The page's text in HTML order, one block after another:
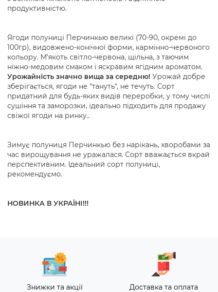
продуктивністю.
Ягоди полуниці Перчинкью великі (70-90, окремі до
100гр), видовжено-конічної форми, кармінно-червоного
кольору. М'якоть світло-червона, щільна, з таючим
ніжно-медовим смаком і яскравим ягідним ароматом.
Урожайність значно вища за середню! Урожай добре
зберігається, ягоди не "тануть", не течуть. Сорт
придатний для будь-яких видів переробки, у тому числі
сушіння та заморозки, ідеально підходить для продажу
свіжої ягоди на ринку..
Зимує полуниця Перчинкью без нарікань, хворобами за
час вирощування не уражалася. Сорт вважається вкрай
перспективним. Ідеальний сорт полуниці,
рекомендуємо.
НОВИНКА В УКРАЇНІ!!!
Знижки та акції Доставка та оплата